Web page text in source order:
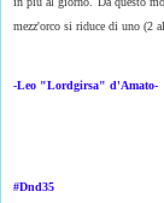
mezz'orco si riduce di uno (2
-Leo "Lordgirsa" d'Amato-
#Dnd35